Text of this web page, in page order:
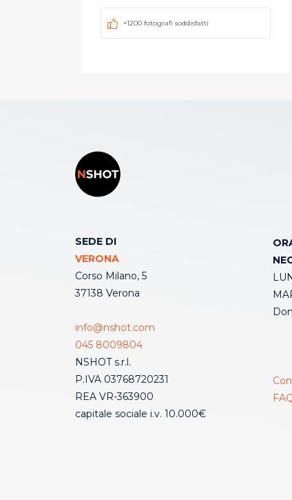
+1200 fotografi soddisfatti
SEDE DI
VERONA
Corso Milano, 5
37138 Verona
info@nshot.com
045 8009804
NSHOT s.r.l.
P.IVA 03768720231
REA VR-363900
capitale sociale i.v. 10.000€